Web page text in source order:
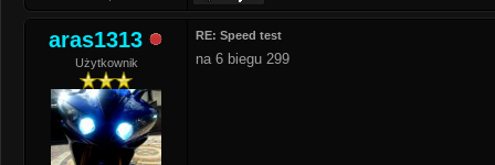
aras1313
Użytkownik
RE: Speed test
na 6 biegu 299